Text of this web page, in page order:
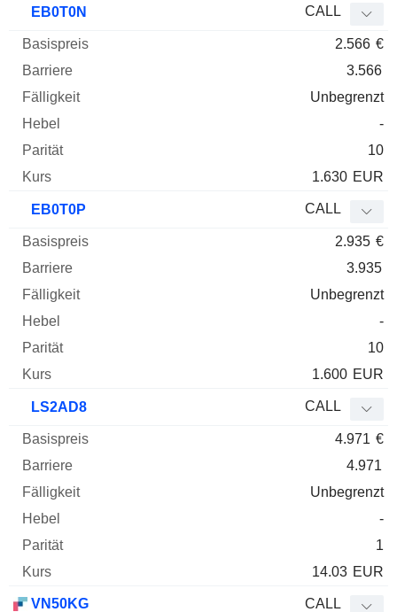
EB0T0N CALL
2.566 €
3.566
Unbegrenzt
-
10
1.630 EUR
EB0T0P CALL
2.935 €
3.935
Unbegrenzt
-
10
1.600 EUR
LS2AD8 CALL
4.971 €
4.971
Unbegrenzt
-
1
14.03 EUR
VN50KG CALL